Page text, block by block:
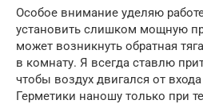
Особое внимание уделяю
установить слишком мощную
может возникнуть обратная
в комнату. Я всегда ставлю
чтобы воздух двигался от
Герметики наношу только при